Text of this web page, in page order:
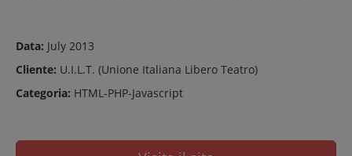
Data: July 2013
Cliente: U.I.L.T. (Unione Italiana Libero Teatro)
Categoria: HTML-PHP-Javascript